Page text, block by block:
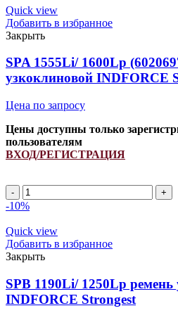
0217140/
H134437/
H160406/
H177589/
Z42756/
833867M1
INDFORCE
Quick view
Добавить в избранное
Закрыть
SPA 1555Li/ 1600Lp
узкоклиновой INDFORCE
Цена по запросу
Цены доступны только
пользователям
ВХОД/РЕГИСТРАЦИЯ
SPA
1555Li/
(60206971)
ремень
узкоклиновой
INDFORCE
Strongest
quantity
-10%
Quick view
Добавить в избранное
Закрыть
SPB 1190Li/ 1250Lp ремень
INDFORCE Strongest